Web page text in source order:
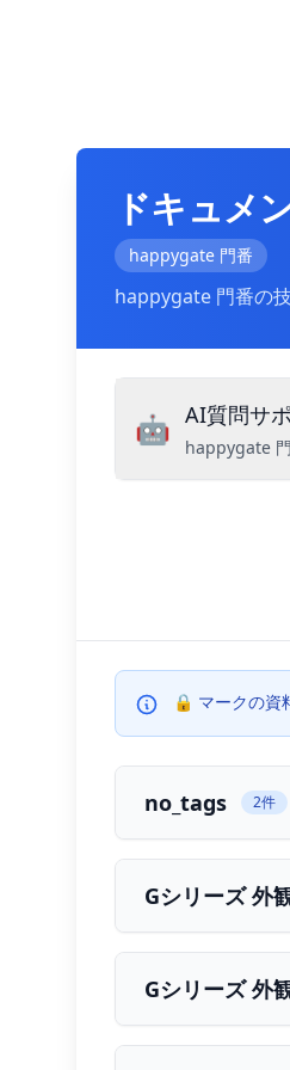
ドキュメ
happygate 門番
happygate 門番の
🤖 AI質問サ
happygate
R型 樹脂シャフト交換
Gシリーズ 外観図 (DWG)
G114外観図（DWG）
Gシリーズ 外観図 (DXF)
G11F外観図 （冷蔵冷
G11F外観図 （冷蔵冷
Rシリーズ 外観図 (DWG)
R10F外観図 (冷蔵冷凍
Rシリーズ外観図（DXF
Rシリーズ 外観図 (PDF)
R10F外観図 (冷蔵冷凍
カタログ
🔒 マークの資
no_tags 2件
Gシリーズ 外
Gシリーズ 外